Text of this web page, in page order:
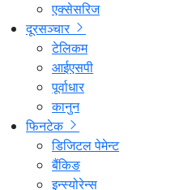
एक्सेसरिज
दूरसञ्चार
टेलिकम
आईएसपी
पूर्वाधार
कानुन
फिनटेक
डिजिटल पेमेन्ट
बैंकिङ
इन्स्योरेन्स